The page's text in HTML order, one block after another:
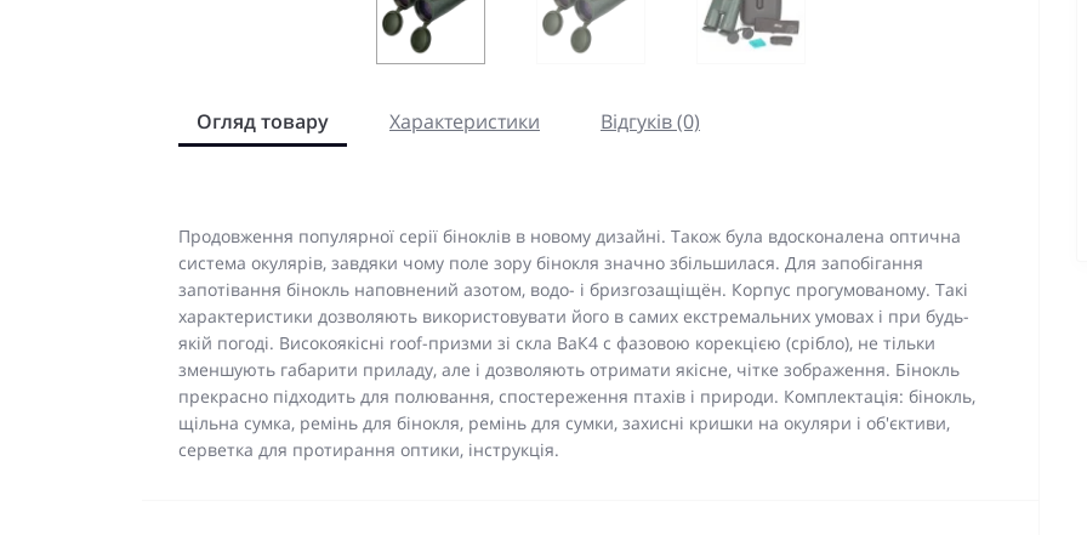
Огляд товару Характеристики Відгуків (0)
Продовження популярної серії біноклів в новому дизайні. Також була вдосконалена оптична
система окулярів, завдяки чому поле зору бінокля значно збільшилася. Для запобігання
запотівання бінокль наповнений азотом, водо- і бризгозащіщён. Корпус прогумованому. Такі
характеристики дозволяють використовувати його в самих екстремальних умовах і при будь-
якій погоді. Високоякісні roof-призми зі скла ВаК4 c фазовою корекцією (срібло), не тільки
зменшують габарити приладу, але і дозволяють отримати якісне, чітке зображення. Бінокль
прекрасно підходить для полювання, спостереження птахів і природи. Комплектація: бінокль,
щільна сумка, ремінь для бінокля, ремінь для сумки, захисні кришки на окуляри і об'єктиви,
серветка для протирання оптики, інструкція.